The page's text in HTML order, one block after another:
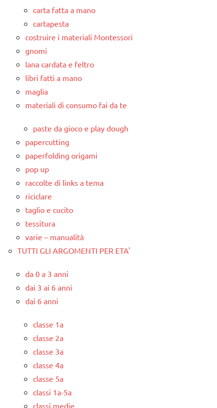
carta fatta a mano
cartapesta
costruire i materiali Montessori
gnomi
lana cardata e feltro
libri fatti a mano
maglia
materiali di consumo fai da te
paste da gioco e play dough
papercutting
paperfolding origami
pop up
raccolte di links a tema
riciclare
taglio e cucito
tessitura
varie – manualità
TUTTI GLI ARGOMENTI PER ETA'
da 0 a 3 anni
dai 3 ai 6 anni
dai 6 anni
classe 1a
classe 2a
classe 3a
classe 4a
classe 5a
classi 1a-5a
classi medie